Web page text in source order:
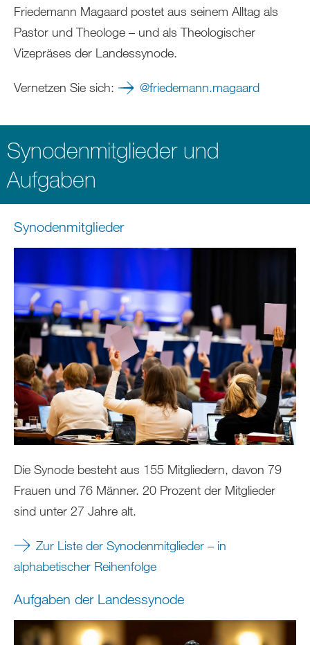
Friedemann Magaard postet aus seinem Alltag als
Pastor und Theologe – und als Theologischer
Vizepräses der Landessynode.
Vernetzen Sie sich: @friedemann.magaard
Synodenmitglieder und
Aufgaben
Synodenmitglieder
Die Synode besteht aus 155 Mitgliedern, davon 79
Frauen und 76 Männer. 20 Prozent der Mitglieder
sind unter 27 Jahre alt.
Zur Liste der Synodenmitglieder – in
alphabetischer Reihenfolge
Aufgaben der Landessynode